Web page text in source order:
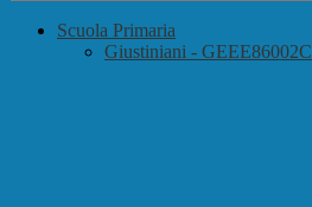
Scuola Primaria
Giustiniani - GEEE86002C